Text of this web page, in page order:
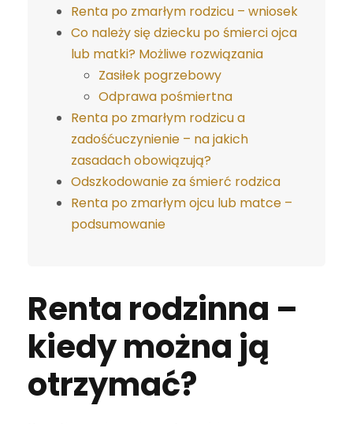
Renta po zmarłym rodzicu – wniosek
Co należy się dziecku po śmierci ojca
lub matki? Możliwe rozwiązania
Zasiłek pogrzebowy
Odprawa pośmiertna
Renta po zmarłym rodzicu a
zadośćuczynienie – na jakich
zasadach obowiązują?
Odszkodowanie za śmierć rodzica
Renta po zmarłym ojcu lub matce –
podsumowanie
Renta rodzinna –
kiedy można ją
otrzymać?